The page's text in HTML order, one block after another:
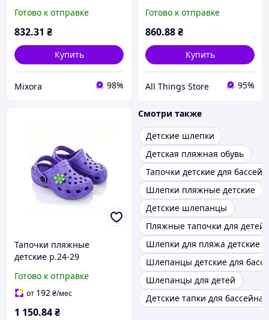
016 ТМ CROSS
Готово к отправке
832.31 ₴
Купить
Mixora 98%
CROSS
Готово к отправке
860.88₴
Купить
All Things Store 95%
Тапочки пляжные
детские р.24-29
CROSS
Готово к отправке
от 192₴/мес
1 150.84₴
Смотри также
Детские шлепки
Детская пляжная обувь
Тапочки детские для
Шлепки пляжные детские
Детские шлепанцы
Пляжные тапочки для детей
Шлепки для пляжа детские
Шлепанцы детские для
Шлепанцы для детей
Детские тапки для бассейна